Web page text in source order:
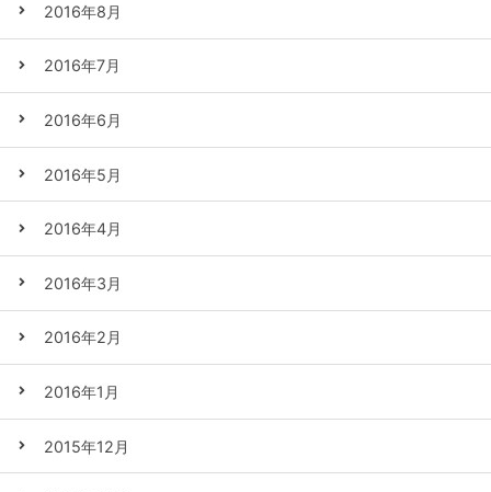
2016年8月
2016年7月
2016年6月
2016年5月
2016年4月
2016年3月
2016年2月
2016年1月
2015年12月